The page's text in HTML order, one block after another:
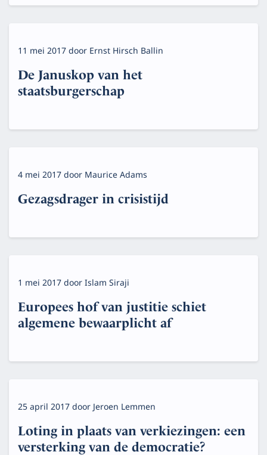
11 mei 2017door Ernst Hirsch Ballin
De Januskop van het
staatsburgerschap
4 mei 2017door Maurice Adams
Gezagsdrager in crisistijd
1 mei 2017doorIslam Siraji
Europees hof van justitie schiet
algemene bewaarplicht af
25 april 2017doorJeroen Lemmen
Loting in plaats van verkiezingen: een
versterking van de democratie?